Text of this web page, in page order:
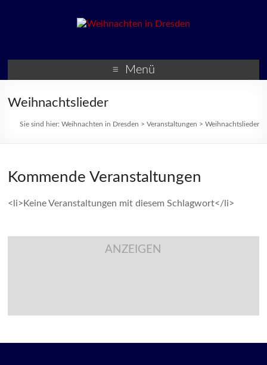
Veranstaltungen zur
Weihnachtszeit
Menü
Weihnachtslieder
Sie sind hier: Weihnachten in Dresden > Veranstaltungen > Weihnachtslieder
Kommende Veranstaltungen
<li>Keine Veranstaltungen mit diesem Schlagwort</li>
ANZEIGEN